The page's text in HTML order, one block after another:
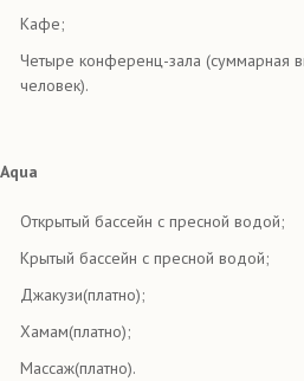
Кафе;
Четыре конференц-зала (суммарная
человек).
Aqua
Открытый бассейн с пресной водой;
Крытый бассейн с пресной водой;
Джакузи(платно);
Хамам(платно);
Массаж(платно).